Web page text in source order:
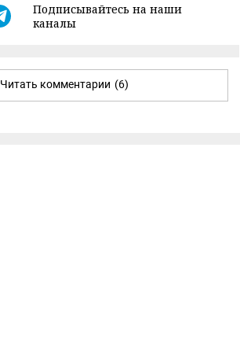
Подписывайтесь на наши
каналы
Читать комментарии (6)